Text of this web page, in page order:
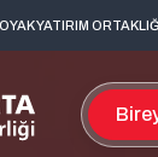
OYAK YATIRIM